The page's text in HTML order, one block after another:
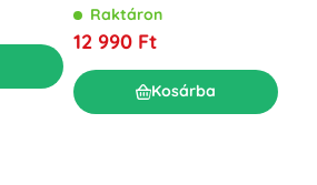
Raktáron
12 990 Ft
Kosárba